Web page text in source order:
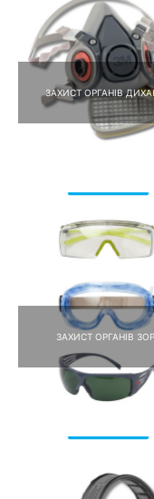
ЗАХИСТ ОРГАНІВ
ЗАХИСТ ОРГАНІВ